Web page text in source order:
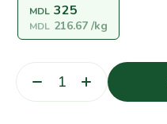
MDL 325
MDL 216.67/kg